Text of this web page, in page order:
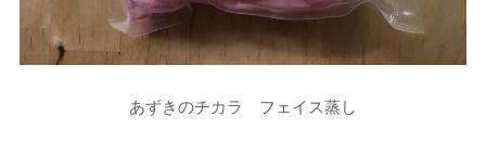
あずきのチカラ フェイス蒸し